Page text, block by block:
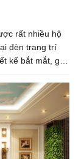
rất nhiều hộ
đèn trang trí
kế bắt mắt, giá
để tạo ra điểm
đặt. Nếu
biết phòng
hãy cùng
nhà cấp 4